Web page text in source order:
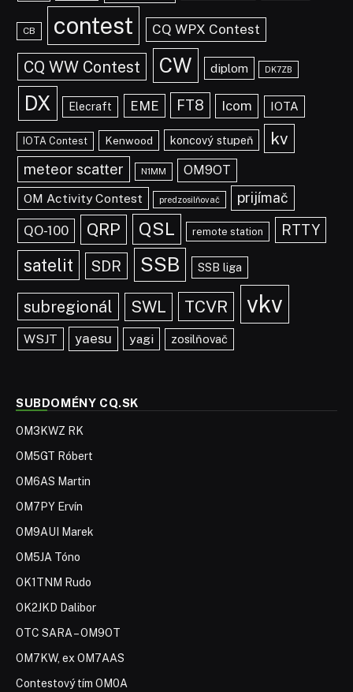
CB contest CQ WPX Contest
CQ WW Contest CW diplom DK7ZB
DX Elecraft EME FT8 Icom IOTA
IOTA Contest Kenwood koncový stupeň kv
meteor scatter N1MM
OM9OT
OM Activity Contest
predzosilňovač prijímač
QO-100 QRP QSL remote station RTTY
satelit SDR SSB SSB liga
subregionál SWL TCVR vkv
WSJT yaesu yagi zosilňovač
SUBDOMÉNY CQ.SK
OM3KWZ RK
OM5GT Róbert
OM6AS Martin
OM7PY Ervín
OM9AUI Marek
OM5JA Tóno
OK1TNM Rudo
OK2JKD Dalibor
OTC SARA – OM9OT
OM7KW, ex OM7AAS
Contestový tím OM0A